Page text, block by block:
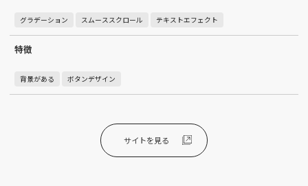
グラデーション スムーススクロール テキストエフェクト
特徴
背景がある ボタンデザイン
サイトを見る